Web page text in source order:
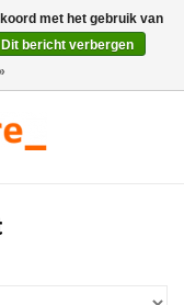
0 Artikelen - €0,00
met het gebruik van
Dit bericht verbergen